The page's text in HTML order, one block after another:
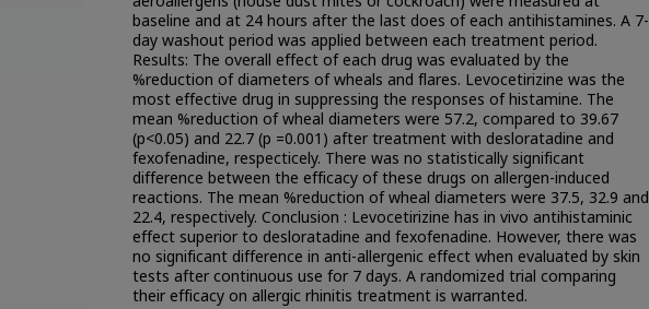
baseline and at 24 hours after the last does of each antihistamines. A 7-
day washout period was applied between each treatment period.
Results: The overall effect of each drug was evaluated by the
%reduction of diameters of wheals and flares. Levocetirizine was the
most effective drug in suppressing the responses of histamine. The
mean %reduction of wheal diameters were 57.2, compared to 39.67
(p<0.05) and 22.7 (p =0.001) after treatment with desloratadine and
fexofenadine, respecticely. There was no statistically significant
difference between the efficacy of these drugs on allergen-induced
reactions. The mean %reduction of wheal diameters were 37.5, 32.9 and
22.4, respectively. Conclusion : Levocetirizine has in vivo antihistaminic
effect superior to desloratadine and fexofenadine. However, there was
no significant difference in anti-allergenic effect when evaluated by skin
tests after continuous use for 7 days. A randomized trial comparing
their efficacy on allergic rhinitis treatment is warranted.